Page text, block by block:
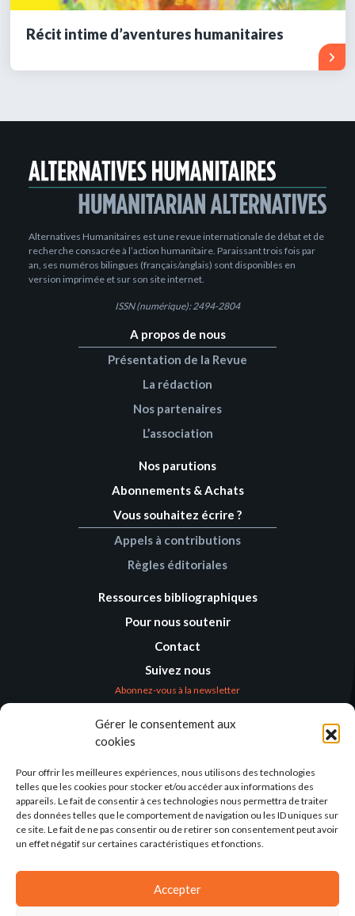
Gérer le consentement aux
cookies
Pour offrir les meilleures expériences, nous utilisons des technologies
telles que les cookies pour stocker et/ou accéder aux informations des
appareils. Le fait de consentir à ces technologies nous permettra de traiter
des données telles que le comportement de navigation ou les ID uniques sur
ce site. Le fait de ne pas consentir ou de retirer son consentement peut avoir
un effet négatif sur certaines caractéristiques et fonctions.
Accepter
Récit intime d’aventures humanitaires
Alternatives Humanitaires est une revue internationale de débat et de
recherche consacrée à l’action humanitaire. Paraissant trois fois par
an, ses numéros bilingues (français/anglais) sont disponibles en
version imprimée et sur son site internet.
ISSN (numérique): 2494-2804
A propos de nous
Présentation de la Revue
La rédaction
Nos partenaires
L’association
Nos parutions
Abonnements & Achats
Vous souhaitez écrire ?
Appels à contributions
Règles éditoriales
Ressources bibliographiques
Pour nous soutenir
Contact
Suivez nous
Abonnez-vous à la newsletter
Humanitaires –
Humanitarian
Alternatives
138 avenue des Frères
Lumière – CS 88379